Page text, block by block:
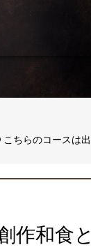
こちらのコースは
作和食